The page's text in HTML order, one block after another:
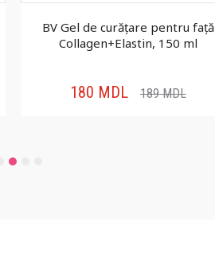
BV Gel de curățare pentru față
Collagen+Elastin, 150 ml
180 MDL 189MDL